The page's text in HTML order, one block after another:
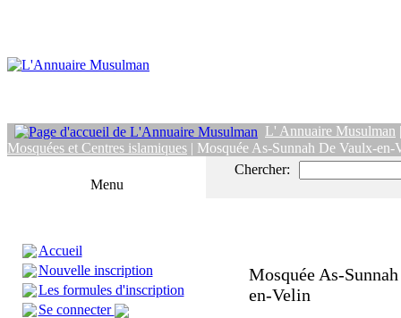
L' Annuaire Musulman
Mosquées et Centres islamiques | Mosquée As-Sunnah De Vaulx-en-
Menu
Accueil
Nouvelle inscription
Les formules d'inscription
Se connecter
Chercher:
Mosquée As-
en-Velin